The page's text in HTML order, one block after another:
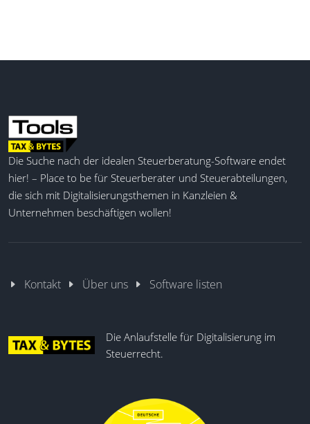
SV-Meldungen
Lohnsteuerbescheinigungen
Automatische Belegerzeugung
Beitragsnachweise
Automatisierte Datenübernahme
Die Suche nach der idealen Steuerberatung-Software endet
hier! – Place to be für Steuerberater und Steuerabteilungen,
die sich mit Digitalisierungsthemen in Kanzleien &
Unternehmen beschäftigen wollen!
Kontakt Über uns Software listen
Die Anlaufstelle für Digitalisierung im
Steuerrecht.